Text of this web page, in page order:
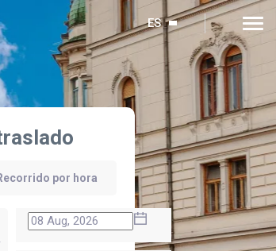
ES
por hora